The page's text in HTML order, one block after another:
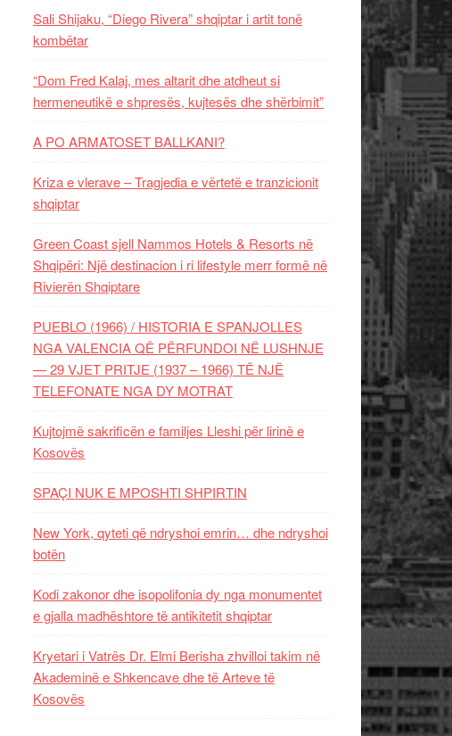
Sali Shijaku, “Diego Rivera” shqiptar i artit tonë
kombëtar
“Dom Fred Kalaj, mes altarit dhe atdheut si
hermeneutikë e shpresës, kujtesës dhe shërbimit”
A PO ARMATOSET BALLKANI?
Kriza e vlerave – Tragjedia e vërtetë e tranzicionit
shqiptar
Green Coast sjell Nammos Hotels & Resorts në
Shqipëri: Një destinacion i ri lifestyle merr formë në
Rivierën Shqiptare
PUEBLO (1966) / HISTORIA E SPANJOLLES
NGA VALENCIA QË PËRFUNDOI NË LUSHNJE
— 29 VJET PRITJE (1937 – 1966) TË NJË
TELEFONATE NGA DY MOTRAT
Kujtojmë sakrificën e familjes Lleshi për lirinë e
Kosovës
SPAÇI NUK E MPOSHTI SHPIRTIN
New York, qyteti që ndryshoi emrin… dhe ndryshoi
botën
Kodi zakonor dhe isopolifonia dy nga monumentet
e gjalla madhështore të antikitetit shqiptar
Kryetari i Vatrës Dr. Elmi Berisha zhvilloi takim në
Akademinë e Shkencave dhe të Arteve të
Kosovës